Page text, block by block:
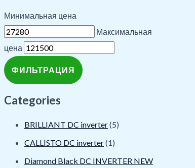
Минимальная цена
Максимальная
цена
ФИЛЬТРАЦИЯ
Categories
BRILLIANT DC inverter(5)
CALLISTO DC inverter(1)
Diamond Black DC INVERTER NEW